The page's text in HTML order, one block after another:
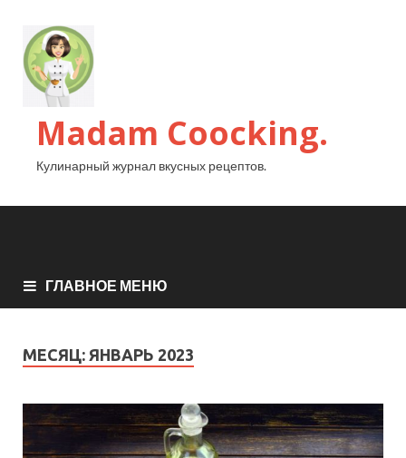
Madam Coocking.
Кулинарный журнал вкусных рецептов.
ГЛАВНОЕ МЕНЮ
МЕСЯЦ: ЯНВАРЬ 2023